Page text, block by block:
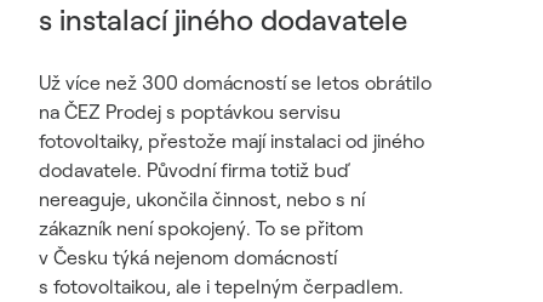
s instalací jiného dodavatele
Už více než 300 domácností se letos obrátilo
na ČEZ Prodej s poptávkou servisu
fotovoltaiky, přestože mají instalaci od jiného
dodavatele. Původní firma totiž buď
nereaguje, ukončila činnost, nebo s ní
zákazník není spokojený. To se přitom
v Česku týká nejenom domácností
s fotovoltaikou, ale i tepelným čerpadlem.